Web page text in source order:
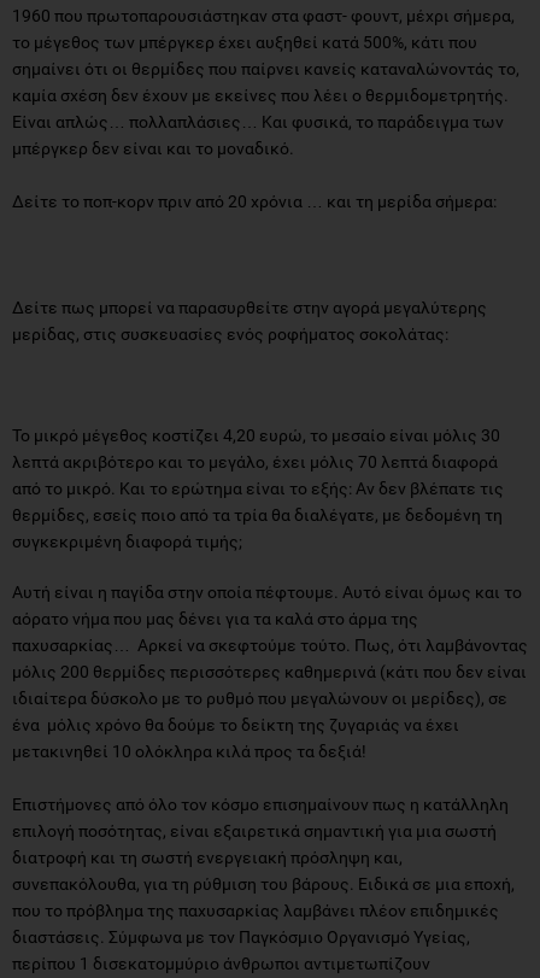
1960 που πρωτοπαρουσιάστηκαν στα φαστ- φουντ, µέχρι σήµερα,
το µέγεθος των µπέργκερ έχει αυξηθεί κατά 500%, κάτι που
σηµαίνει ότι οι θερµίδες που παίρνει κανείς καταναλώνοντάς το,
καµία σχέση δεν έχουν µε εκείνες που λέει ο θερµιδοµετρητής.
Είναι απλώς… πολλαπλάσιες… Και φυσικά, το παράδειγµα των
µπέργκερ δεν είναι και το µοναδικό.
Δείτε το ποπ-κορν πριν από 20 χρόνια … και τη µερίδα σήµερα:
Δείτε πως µπορεί να παρασυρθείτε στην αγορά µεγαλύτερης
µερίδας, στις συσκευασίες ενός ροφήµατος σοκολάτας:
Το µικρό µέγεθος κοστίζει 4,20 ευρώ, το µεσαίο είναι µόλις 30
λεπτά ακριβότερο και το µεγάλο, έχει µόλις 70 λεπτά διαφορά
από το µικρό. Και το ερώτηµα είναι το εξής: Αν δεν βλέπατε τις
θερµίδες, εσείς ποιο από τα τρία θα διαλέγατε, µε δεδοµένη τη
συγκεκριµένη διαφορά τιµής;
Αυτή είναι η παγίδα στην οποία πέφτουµε. Αυτό είναι όµως και το
αόρατο νήµα που µας δένει για τα καλά στο άρµα της
παχυσαρκίας… Αρκεί να σκεφτούµε τούτο. Πως, ότι λαµβάνοντας
µόλις 200 θερµίδες περισσότερες καθηµερινά (κάτι που δεν είναι
ιδιαίτερα δύσκολο µε το ρυθµό που µεγαλώνουν οι µερίδες), σε
ένα µόλις χρόνο θα δούµε το δείκτη της ζυγαριάς να έχει
µετακινηθεί 10 ολόκληρα κιλά προς τα δεξιά!
Επιστήµονες από όλο τον κόσµο επισηµαίνουν πως η κατάλληλη
επιλογή ποσότητας, είναι εξαιρετικά σηµαντική για µια σωστή
διατροφή και τη σωστή ενεργειακή πρόσληψη και,
συνεπακόλουθα, για τη ρύθµιση του βάρους. Ειδικά σε µια εποχή,
που το πρόβληµα της παχυσαρκίας λαµβάνει πλέον επιδηµικές
διαστάσεις. Σύµφωνα µε τον Παγκόσµιο Οργανισµό Υγείας,
περίπου 1 δισεκατοµµύριο άνθρωποι αντιµετωπίζουν